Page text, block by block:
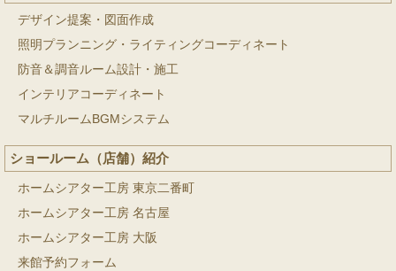
デザイン提案・図面作成
照明プランニング・ライティングコーディネート
防音＆調音ルーム設計・施工
インテリアコーディネート
マルチルームBGMシステム
ショールーム（店舗）紹介
ホームシアター工房 東京二番町
ホームシアター工房 名古屋
ホームシアター工房 大阪
来館予約フォーム